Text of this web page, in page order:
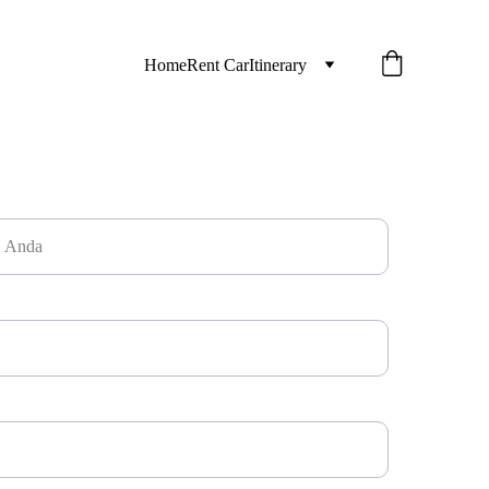
HomeRent CarItinerary